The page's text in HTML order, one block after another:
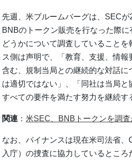
先週、米ブルームバーグは、SEC
BNBのトークン販売を行なった際
どうかについて調査していることを
ス側は声明で、「教育、支援、情報
含む、規制当局との継続的な対話に
は適切ではない」、「同社は当局と
すべての要件を満たす努力を継続す
関連 ：米SEC、BNBトークンを調査
なお、バイナンスは現在米司法省
入庁）の捜査に協力しているところ